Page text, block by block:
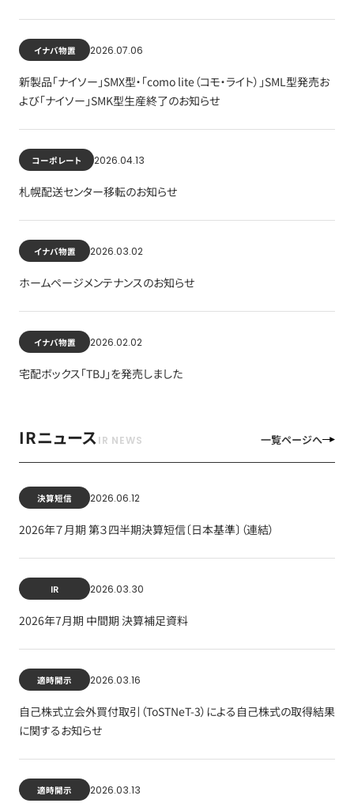
イナバ物置 2026.07.06
新製品「ナイソー」SMX型・「como lite（コモ・ライト）」SML型発売お
よび「ナイソー」SMK型生産終了のお知らせ
コーポレート 2026.04.13
札幌配送センター移転のお知らせ
イナバ物置 2026.03.02
ホームページメンテナンスのお知らせ
イナバ物置 2026.02.02
宅配ボックス「TBJ」を発売しました
IRニュース 一覧ページへ
決算短信 2026.06.12
2026年７月期 第３四半期決算短信〔日本基準〕（連結）
IR 2026.03.30
2026年7月期 中間期 決算補足資料
適時開示 2026.03.16
自己株式立会外買付取引（ToSTNeT-3）による自己株式の取得結果
に関するお知らせ
適時開示 2026.03.13